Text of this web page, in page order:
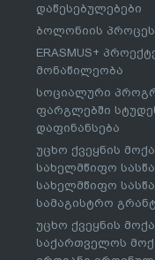
დაწესებულებები
ბოლონიის
ERASMUS+
მონაწილეობა
სოციალური
ფარგლებში
დაფინანსება
უცხო ქვეყნის
სახელმწიფო
სახელმწიფო
სამაგისტრო
უცხო ქვეყნის
საქართველოს